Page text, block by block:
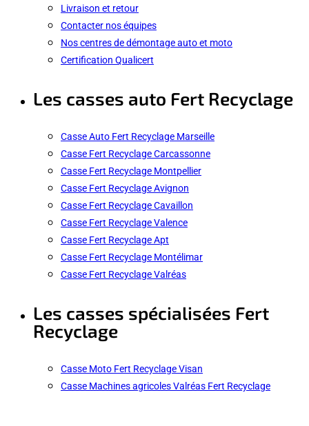
Livraison et retour
Contacter nos équipes
Nos centres de démontage auto et moto
Certification Qualicert
Les casses auto Fert Recyclage
Casse Auto Fert Recyclage Marseille
Casse Fert Recyclage Carcassonne
Casse Fert Recyclage Montpellier
Casse Fert Recyclage Avignon
Casse Fert Recyclage Cavaillon
Casse Fert Recyclage Valence
Casse Fert Recyclage Apt
Casse Fert Recyclage Montélimar
Casse Fert Recyclage Valréas
Les casses spécialisées Fert
Recyclage
Casse Moto Fert Recyclage Visan
Casse Machines agricoles Valréas Fert Recyclage